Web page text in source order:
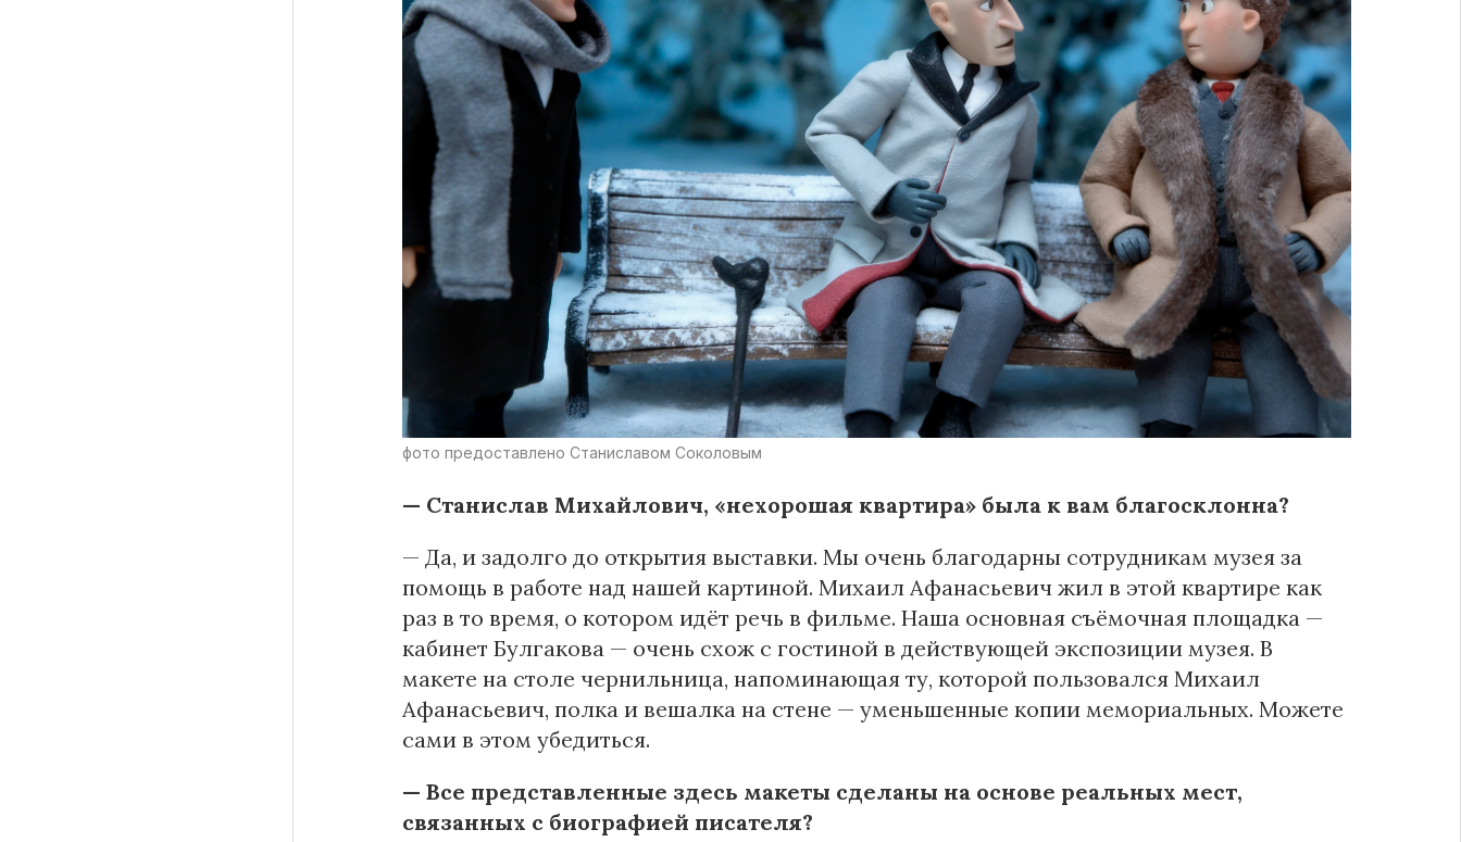
фото предоставлено Станиславом Соколовым
— Станислав Михайлович, «нехорошая квартира» была к вам благосклонна?
— Да, и задолго до открытия выставки. Мы очень благодарны сотрудникам музея за
помощь в работе над нашей картиной. Михаил Афанасьевич жил в этой квартире как
раз в то время, о котором идёт речь в фильме. Наша основная съёмочная площадка —
кабинет Булгакова — очень схож с гостиной в действующей экспозиции музея. В
макете на столе чернильница, напоминающая ту, которой пользовался Михаил
Афанасьевич, полка и вешалка на стене — уменьшенные копии мемориальных. Можете
сами в этом убедиться.
— Все представленные здесь макеты сделаны на основе реальных мест,
связанных с биографией писателя?